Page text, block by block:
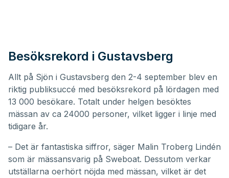
Besöksrekord i Gustavsberg
Allt på Sjön i Gustavsberg den 2-4 september blev en
riktig publiksuccé med besöksrekord på lördagen med
13 000 besökare. Totalt under helgen besöktes
mässan av ca 24000 personer, vilket ligger i linje med
tidigare år.
– Det är fantastiska siffror, säger Malin Troberg Lindén
som är mässansvarig på Sweboat. Dessutom verkar
utställarna oerhört nöjda med mässan, vilket är det